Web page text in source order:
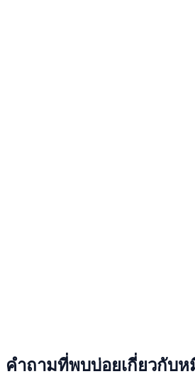
คำถามที่พบบ่อยเกี่ยวกับ